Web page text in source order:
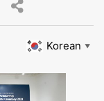
Korean ▼